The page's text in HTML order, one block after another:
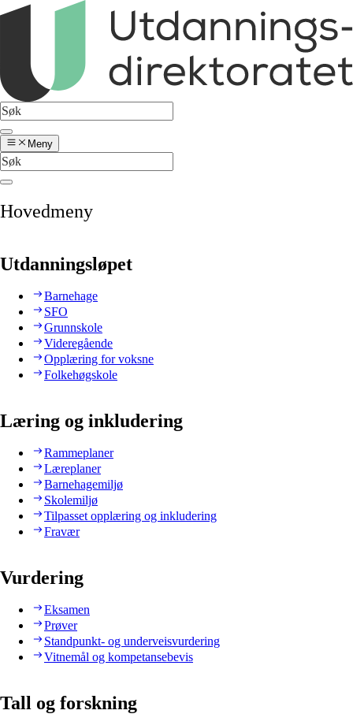
Meny
Hovedmeny
Utdanningsløpet
Barnehage
SFO
Grunnskole
Videregående
Opplæring for voksne
Folkehøgskole
Læring og inkludering
Rammeplaner
Læreplaner
Barnehagemiljø
Skolemiljø
Tilpasset opplæring og inkludering
Fravær
Vurdering
Eksamen
Prøver
Standpunkt- og underveisvurdering
Vitnemål og kompetansebevis
Tall og forskning